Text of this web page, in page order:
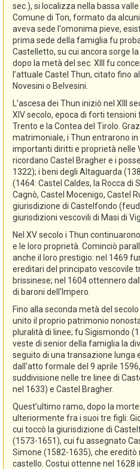
sec.), si localizza nella bassa
Comune di Ton, formato da
aveva sede l'omonima pieve,
prima sede della famiglia fu
Castelletto, su cui ancora sorge
dopo la metà del sec. XIII fu
l’attuale Castel Thun, citato fino
Novesini o Belvesini.
L’ascesa dei Thun iniziò nel XIII
XIV secolo, epoca di forti
Trento e la Contea del Tirolo.
matrimoniale, i Thun entrarono
importanti diritti e proprietà nelle
ricordano Castel Bragher e i
1322); i beni degli Altaguarda
(1464: Castel Caldes, la Rocca di
Cagnò, Castel Mocenigo, Castel
giurisdizione di Castelfondo
giurisdizioni vescovili di Masi di
Nel XV secolo i Thun
e le loro proprietà. Cominciò
anche il loro prestigio: nel 1469
ereditari del principato vescovile
brissinese; nel 1604 ottennero
di baroni dell'Impero.
Fino alla seconda metà del
unito il proprio patrimonio
pluralità di linee; fu Sigismondo
veste di senior della famiglia la
seguito di una transazione lunga
dall'atto formale del 9 aprile
suddivisione nelle tre linee di
nel 1633) e Castel Bragher.
Quest’ultimo ramo, dopo la
ulteriormente fra i suoi tre figli:
cui toccò la giurisdizione di
(1573-1651), cui fu assegnato
Simone (1582-1635), che
castello. Costui ottenne nel 1628